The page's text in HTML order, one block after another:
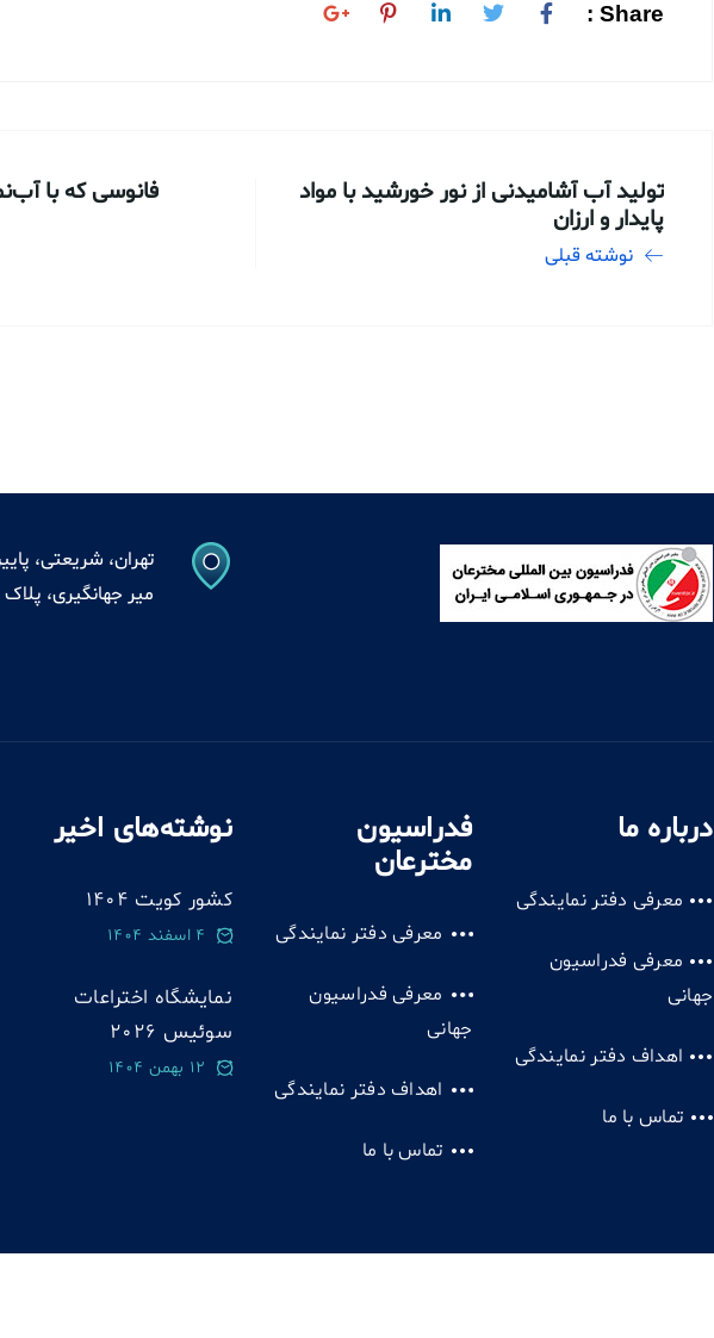
Share :
تولید آب آشامیدنی از نور خورشید با مواد
پایدار و ارزان
نوشته قبلی
فانوسی که با
تهران، شریعتی،
میر جهانگیری، پلاک 4، واحد 13
درباره ما
معرفی دفتر نمایندگی
معرفی فدراسیون
جهانی
اهداف دفتر نمایندگی
تماس با ما
فدراسیون
مخترعان
معرفی دفتر نمایندگی
معرفی فدراسیون
جهانی
اهداف دفتر نمایندگی
تماس با ما
نوشته‌های اخیر
کشور کویت 1404
4 اسفند 1404
نمایشگاه اختراعات
سوئيس 2026
12 بهمن 1404